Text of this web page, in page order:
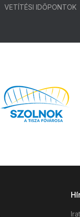
VETÍTÉSI IDŐPONTOK